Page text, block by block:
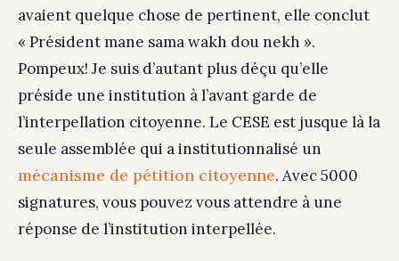
avaient quelque chose de pertinent, elle conclut
« Président mane sama wakh dou nekh ».
Pompeux! Je suis d’autant plus déçu qu’elle
préside une institution à l’avant garde de
l’interpellation citoyenne. Le CESE est jusque là la
seule assemblée qui a institutionnalisé un
mécanisme de pétition citoyenne. Avec 5000
signatures, vous pouvez vous attendre à une
réponse de l’institution interpellée.